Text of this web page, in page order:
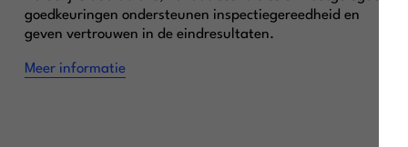
goedkeuringen ondersteunen inspectiegereedheid en
geven vertrouwen in de eindresultaten.
Meer informatie